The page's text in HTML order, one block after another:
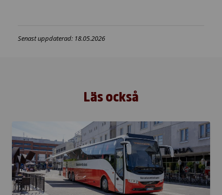
Senast uppdaterad: 18.05.2026
Läs också